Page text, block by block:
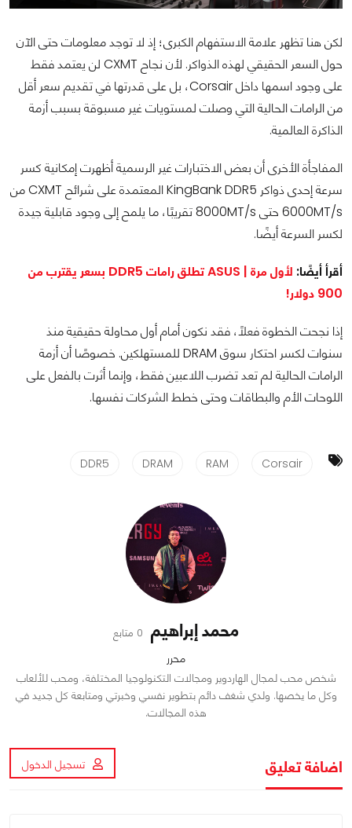
لكن هنا تظهر علامة الاستفهام الكبرى؛ إذ لا توجد معلومات حتى الآن
حول السعر الحقيقي لهذه الذواكر. لأن نجاح CXMT لن يعتمد فقط
على وجود اسمها داخل Corsair، بل على قدرتها في تقديم سعر أقل
من الرامات الحالية التي وصلت لمستويات غير مسبوقة بسبب أزمة
الذاكرة العالمية.
المفاجأة الأخرى أن بعض الاختبارات غير الرسمية أظهرت إمكانية كسر
سرعة إحدى ذواكر KingBank DDR5 المعتمدة على شرائح CXMT من
6000MT/s حتى 8000MT/s تقريبًا، ما يلمح إلى وجود قابلية جيدة
لكسر السرعة أيضًا.
أقرأ أيضًا:
لأول مرة | ASUS تطلق رامات DDR5 بسعر يقترب من
900 دولار!
إذا نجحت الخطوة فعلًا، فقد نكون أمام أول محاولة حقيقية منذ
سنوات لكسر احتكار سوق DRAM للمستهلكين. خصوصًا أن أزمة
الرامات الحالية لم تعد تضرب اللاعبين فقط، وإنما أثرت بالفعل على
اللوحات الأم والبطاقات وحتى خطط الشركات نفسها.
Corsair
RAM
DRAM
DDR5
محمد إبراهيم 0 متابع
محرر
شخص محب لمجال الهاردوير ومجالات التكنولوجيا المختلفة، ومحب للألعاب
وكل ما يخصها. ولدي شغف دائم بتطوير نفسي وخبرتي ومتابعة كل جديد في
هذه المجالات.
اضافة تعليق تسجيل الدخول